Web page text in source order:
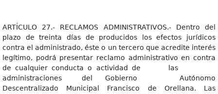
ARTÍCULO 27.- RECLAMOS ADMINISTRATIVOS.- Dentro del
plazo de treinta días de producidos los efectos jurídicos
contra el administrado, éste o un tercero que acredite interés
legítimo, podrá presentar reclamo administrativo en contra
de cualquier conducta o actividad de las
administraciones del Gobierno Autónomo
Descentralizado Municipal Francisco de Orellana. Las